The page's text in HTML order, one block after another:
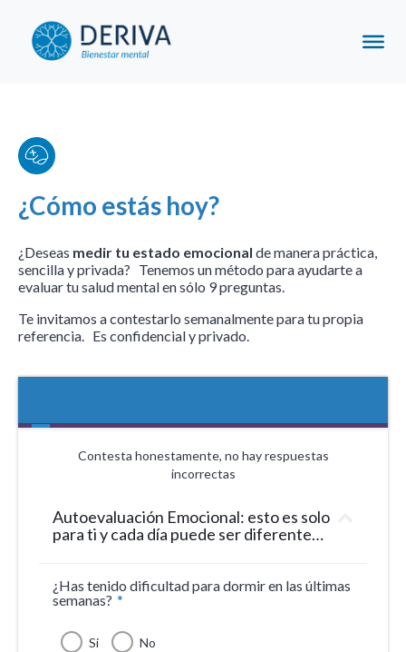
¿Cómo estás hoy?
¿Deseas medir tu estado emocional de manera práctica,
sencilla y privada? Tenemos un método para ayudarte a
evaluar tu salud mental en sólo 9 preguntas.
Te invitamos a contestarlo semanalmente para tu propia
referencia.
Es confidencial y privado.
Contesta honestamente, no hay respuestas
incorrectas
Autoevaluación Emocional: esto es solo
para ti y cada día puede ser diferente…
¿Has tenido dificultad para dormir en las últimas
semanas? *
Si No